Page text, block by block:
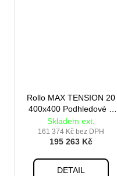
Rollo MAX TENSION 20
400x400 Podhledové +
rám pro vestavbu
Skladem ext.
161 374 Kč bez DPH
195 263 Kč
DETAIL